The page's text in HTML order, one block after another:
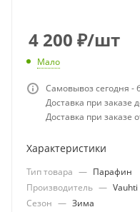
4 200 ₽/шт
Мало
Самовывоз сегодня -
Доставка при заказе
Доставка при заказе
Характеристики
Тип товара — Парафин
Производитель — Vauhti
Сезон — Зима